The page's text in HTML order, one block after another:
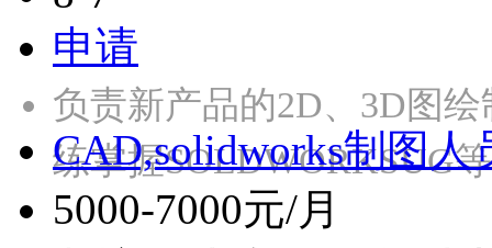
申请
负责新产品的2D、3D图
练掌握
CAD,solidworks制图人
5000-7000元/月